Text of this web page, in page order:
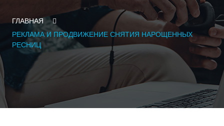
ГЛАВНАЯ
РЕКЛАМА И ПРОДВИЖЕНИЕ СНЯТИЯ НАРОЩЕННЫХ
РЕСНИЦ